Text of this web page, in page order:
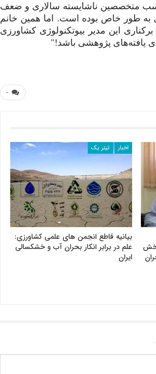
متخصصین ناشایسته سالاری و ضعف
به طور خاص بوده است. اما همین خانم
این مدیر بیوتکنولوژی کشاورزی
یافته‌های پژوهشی باشد!"
۰
اخبار تیتر یک
بیانیه قاطع انجمن های علمی کشاورزی:
علم در برابر انکار بحران آب و خشکسالی
ایران